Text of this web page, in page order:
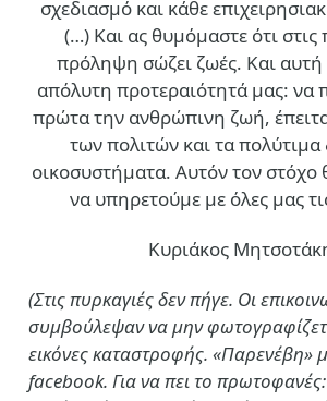
σχεδιασμό και κάθε
(…) Και ας θυμόμαστε ότι στις
πρόληψη σώζει ζωές. Και αυτή
απόλυτη προτεραιότητά μας: να
πρώτα την ανθρώπινη ζωή,
των πολιτών και τα πολύτιμα
οικοσυστήματα. Αυτόν τον στόχο
να υπηρετούμε με όλες μας
Κυριάκος
(Στις πυρκαγιές δεν πήγε. Οι
συμβούλεψαν να μην
εικόνες καταστροφής. «Παρενέβη»
facebook. Για να πει το